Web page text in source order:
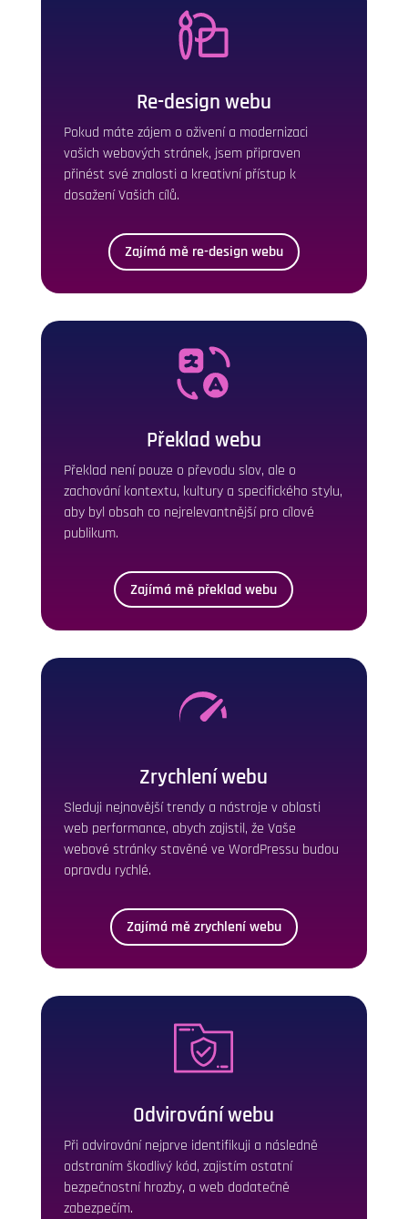
Re-design webu
Pokud máte zájem o oživení a modernizaci
vašich webových stránek, jsem připraven
přinést své znalosti a kreativní přístup k
dosažení Vašich cílů.
Zajímá mě re-design webu
Překlad webu
Překlad není pouze o převodu slov, ale o
zachování kontextu, kultury a specifického stylu,
aby byl obsah co nejrelevantnější pro cílové
publikum.
Zajímá mě překlad webu
Zrychlení webu
Sleduji nejnovější trendy a nástroje v oblasti
web performance, abych zajistil, že Vaše
webové stránky stavěné ve WordPressu budou
opravdu rychlé.
Zajímá mě zrychlení webu
Odvirování webu
Při odvirování nejprve identifikuji a následně
odstraním škodlivý kód, zajistím ostatní
bezpečnostní hrozby, a web dodatečně
zabezpečím.